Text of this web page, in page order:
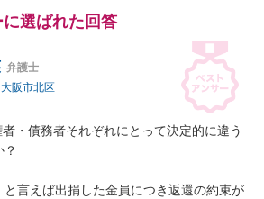
選ばれた回答
弁護士
大阪市北区
・債務者それぞれにとって決定的に違う
言えば出捐した金員につき返還の約束が